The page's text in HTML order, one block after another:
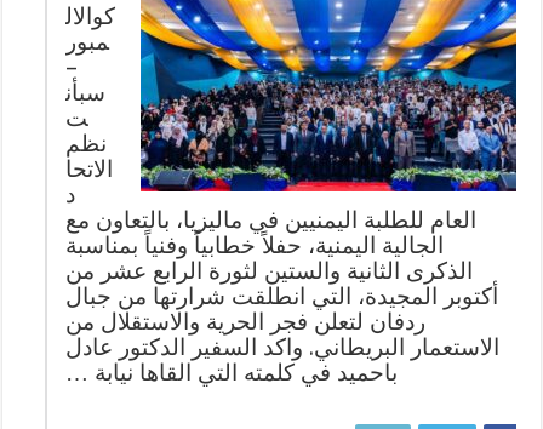
كوالال
مبور
–
سبأن
ت
نظم
الاتحا
د
العام للطلبة اليمنيين في ماليزيا، بالتعاون مع
الجالية اليمنية، حفلاً خطابياً وفنياً بمناسبة
الذكرى الثانية والستين لثورة الرابع عشر من
أكتوبر المجيدة، التي انطلقت شرارتها من جبال
ردفان لتعلن فجر الحرية والاستقلال من
الاستعمار البريطاني. واكد السفير الدكتور عادل
باحميد في كلمته التي القاها نيابة …